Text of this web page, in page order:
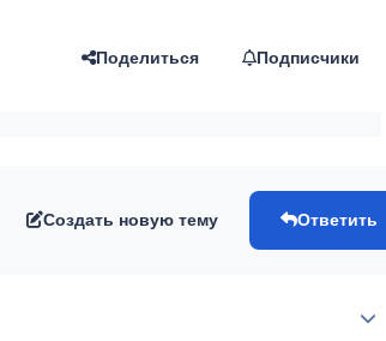
Поделиться Подписчики
Создать новую тему Ответить